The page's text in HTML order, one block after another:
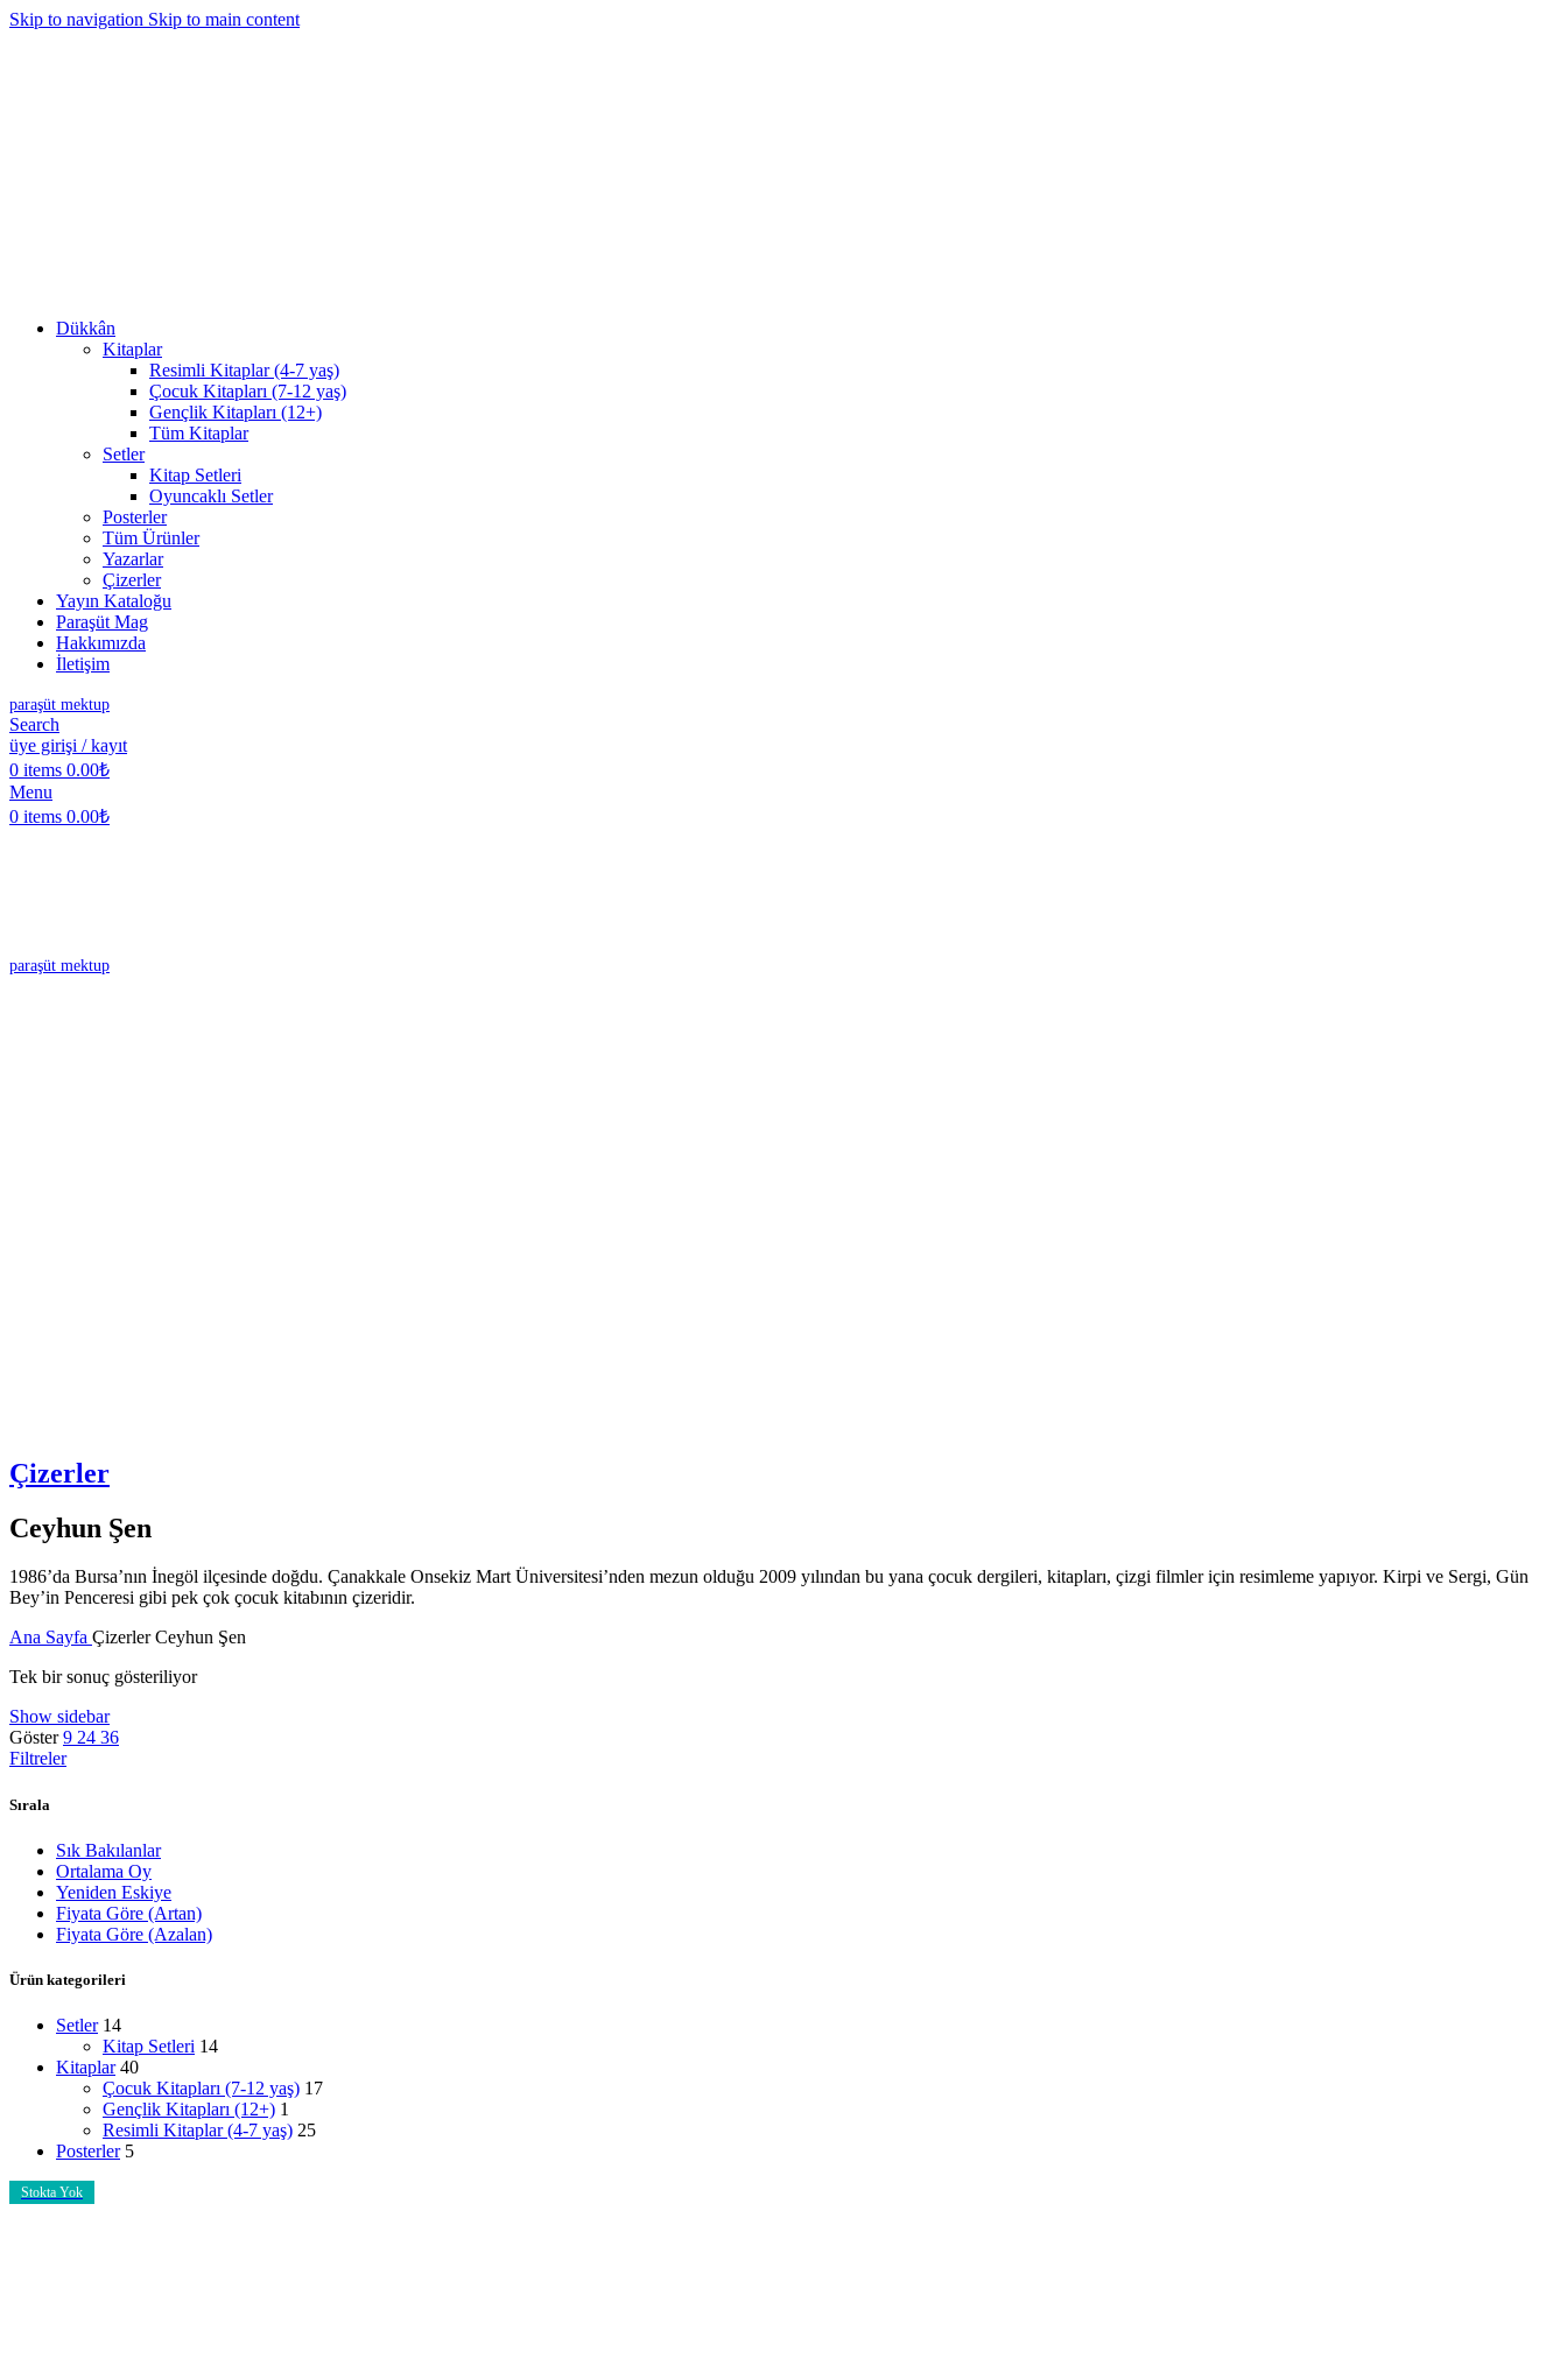
Skip to navigation Skip to main content
Dükkân
Kitaplar
Resimli Kitaplar (4-7 yaş)
Çocuk Kitapları (7-12 yaş)
Gençlik Kitapları (12+)
Tüm Kitaplar
Setler
Kitap Setleri
Oyuncaklı Setler
Posterler
Tüm Ürünler
Yazarlar
Çizerler
Yayın Kataloğu
Paraşüt Mag
Hakkımızda
İletişim
paraşüt mektup
Search
üye girişi / kayıt
0 items 0.00₺
Menu
0 items 0.00₺
paraşüt mektup
Çizerler
Ceyhun Şen
1986’da Bursa’nın İnegöl ilçesinde doğdu. Çanakkale Onsekiz Mart Üniversitesi’nden mezun olduğu 2009 yılından bu yana çocuk dergileri, kitapları, çizgi filmler için resimleme yapıyor. Kirpi ve Sergi, Gün
Bey’in Penceresi gibi pek çok çocuk kitabının çizeridir.
Ana Sayfa ÇizerlerCeyhun Şen
Tek bir sonuç gösteriliyor
Show sidebar
Göster9 24 36
Filtreler
Sırala
Sık Bakılanlar
Ortalama Oy
Yeniden Eskiye
Fiyata Göre (Artan)
Fiyata Göre (Azalan)
Ürün kategorileri
Setler 14
Kitap Setleri 14
Kitaplar 40
Çocuk Kitapları (7-12 yaş) 17
Gençlik Kitapları (12+) 1
Resimli Kitaplar (4-7 yaş) 25
Posterler 5
Stokta Yok